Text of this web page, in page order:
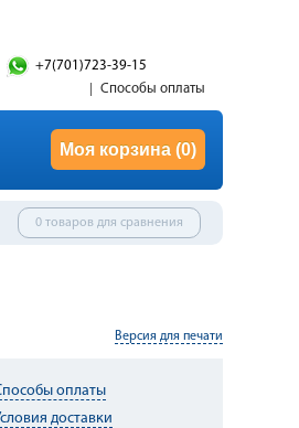
+7(701)723-39-15
Способы оплаты
Моя корзина (0)
0 товаров для сравнения
Версия для печати
оплаты
доставки